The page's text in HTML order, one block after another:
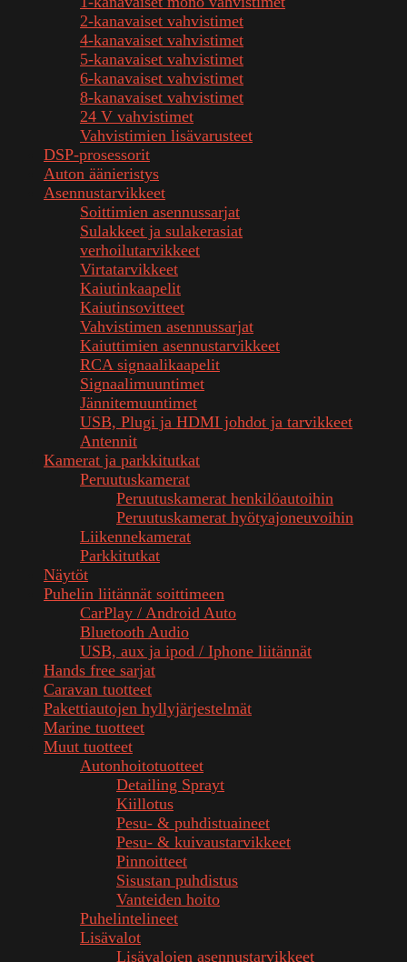
2-kanavaiset vahvistimet
4-kanavaiset vahvistimet
5-kanavaiset vahvistimet
6-kanavaiset vahvistimet
8-kanavaiset vahvistimet
24 V vahvistimet
Vahvistimien lisävarusteet
DSP-prosessorit
Auton äänieristys
Asennustarvikkeet
Soittimien asennussarjat
Sulakkeet ja sulakerasiat
verhoilutarvikkeet
Virtatarvikkeet
Kaiutinkaapelit
Kaiutinsovitteet
Vahvistimen asennussarjat
Kaiuttimien asennustarvikkeet
RCA signaalikaapelit
Signaalimuuntimet
Jännitemuuntimet
USB, Plugi ja HDMI johdot ja tarvikkeet
Antennit
Kamerat ja parkkitutkat
Peruutuskamerat
Peruutuskamerat henkilöautoihin
Peruutuskamerat hyötyajoneuvoihin
Liikennekamerat
Parkkitutkat
Näytöt
Puhelin liitännät soittimeen
CarPlay / Android Auto
Bluetooth Audio
USB, aux ja ipod / Iphone liitännät
Hands free sarjat
Caravan tuotteet
Pakettiautojen hyllyjärjestelmät
Marine tuotteet
Muut tuotteet
Autonhoitotuotteet
Detailing Sprayt
Kiillotus
Pesu- & puhdistuaineet
Pesu- & kuivaustarvikkeet
Pinnoitteet
Sisustan puhdistus
Vanteiden hoito
Puhelintelineet
Lisävalot
Lisävalojen asennustarvikkeet